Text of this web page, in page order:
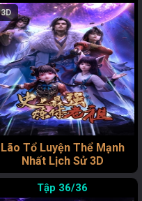
3D
Lão Tổ Luyện Thể Mạnh
Nhất Lịch Sử 3D
36/36